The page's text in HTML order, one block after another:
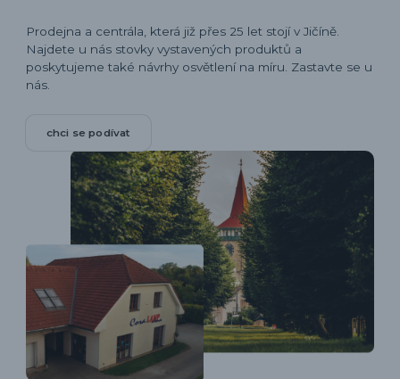
Prodejna a centrála, která již přes 25 let stojí v Jičíně.
Najdete u nás stovky vystavených produktů a
poskytujeme také návrhy osvětlení na míru. Zastavte se u
nás.
chci se podívat